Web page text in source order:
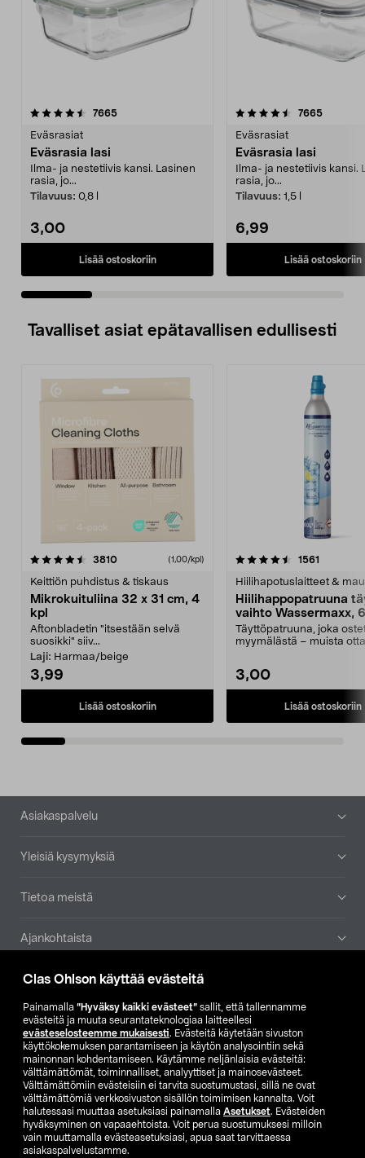
Clas Ohlson käyttää evästeitä
Painamalla ”Hyväksy kaikki evästeet” sallit, että tallennamme
evästeitä ja muuta seurantateknologiaa laitteellesi
evästeselosteemme mukaisesti. Evästeitä käytetään sivuston
käyttökokemuksen parantamiseen ja käytön analysointiin sekä
mainonnan kohdentamiseen. Käytämme neljänlaisia evästeitä:
välttämättömät, toiminnalliset, analyyttiset ja mainosevästeet.
Välttämättömiin evästeisiin ei tarvita suostumustasi, sillä ne ovat
välttämättömiä verkkosivuston sisällön toimimisen kannalta. Voit
halutessasi muuttaa asetuksiasi painamalla Asetukset. Evästeiden
hyväksyminen on vapaaehtoista. Voit perua suostumuksesi milloin
vain muuttamalla evästeasetuksiasi, apua saat tarvittaessa
asiakaspalvelustamme.
7665arvostelut
Eväsrasiat
Eväsrasia lasi
Ilma- ja nestetiivis kansi. Lasinen
rasia, jo...
Tilavuus: 0,8 l
3,00
Lisää ostoskoriin
4.5 viidestä
7665
Eväsrasiat
Eväsrasia lasi
Ilma- ja nestetiivis kansi.
rasia, jo...
Tilavuus: 1,5 l
6,99
Lisää ostoskoriin
5.0 viidestä
Tavalliset asiat epätavallisen edullisesti
3810arvostelut (1,00/kpl)
Keittiön puhdistus & tiskaus
Mikrokuituliina 32 x 31 cm, 4
kpl
Aftonbladetin "itsestään selvä
suosikki" siiv...
Laji: Harmaa/beige
3,99
Lisää ostoskoriin
4.5viidestä
1561
Hiilihapotuslaitteet &
Hiilihappopatruuna
vaihto Wassermaxx,
Täyttöpatruuna, joka
myymälästä – muista
3,00
Lisää ostoskoriin
4.5viidestä
Alatunniste
Asiakaspalvelu
Yleisiä kysymyksiä
Tietoa meistä
Ajankohtaista
Muut yrityksemme
Etsi myymälä
SE NO FI
FI SV